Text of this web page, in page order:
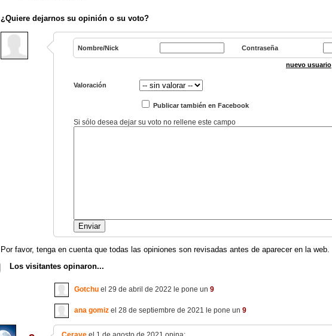
¿Quiere dejarnos su opinión o su voto?
Nombre/Nick Contraseña
nuevo usuario
Valoración
Publicar también en Facebook
Si sólo desea dejar su voto no rellene este campo
Por favor, tenga en cuenta que todas las opiniones son revisadas antes de aparecer en la web.
Los visitantes opinaron...
Gotchu el 29 de abril de 2022 le pone un 9
ana gomiz el 28 de septiembre de 2021 le pone un 9